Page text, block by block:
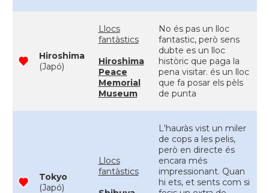
Hiroshima
(Japó)
Llocs
fantàstics
Hiroshima
Peace
Memorial
Museum
No és pas un lloc
fantastic, però sens
dubte es un lloc
històric que paga la
pena visitar. és un lloc
que fa posar els pèls
de punta
Tokyo
(Japó)
Llocs
fantàstics
L'hauràs vist un miler
de cops a les pelis,
però en directe és
encara més
impressionant. Quan
hi ets, et sents com si